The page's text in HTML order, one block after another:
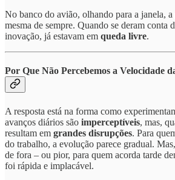
No banco do avião, olhando para a janela, a
mesma de sempre. Quando se deram conta
inovação, já estavam em queda livre.
Por Que Não Percebemos a Velocidade
A resposta está na forma como
avanços diários são imperceptíveis, mas,
resultam em grandes disrupções. Para
do trabalho, a evolução parece gradual.
de fora – ou pior, para quem acorda tarde
foi rápida e implacável.